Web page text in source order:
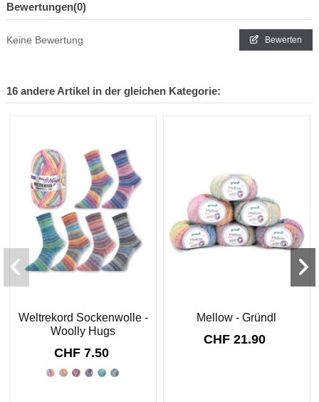
Bewertungen(0)
Keine Bewertung Bewerten
16 andere Artikel in der gleichen Kategorie:
Weltrekord Sockenwolle -
Woolly Hugs
CHF 7.50
Mellow - Gründl
CHF 21.90